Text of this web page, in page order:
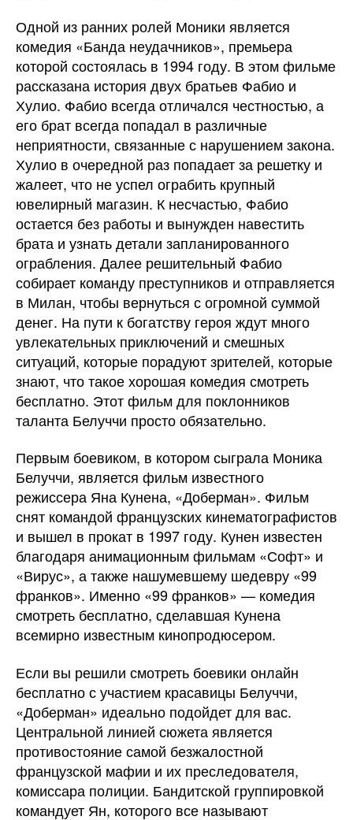
Одной из ранних ролей Моники является
комедия «Банда неудачников», премьера
которой состоялась в 1994 году. В этом фильме
рассказана история двух братьев Фабио и
Хулио. Фабио всегда отличался честностью, а
его брат всегда попадал в различные
неприятности, связанные с нарушением закона.
Хулио в очередной раз попадает за решетку и
жалеет, что не успел ограбить крупный
ювелирный магазин. К несчастью, Фабио
остается без работы и вынужден навестить
брата и узнать детали запланированного
ограбления. Далее решительный Фабио
собирает команду преступников и отправляется
в Милан, чтобы вернуться с огромной суммой
денег. На пути к богатству героя ждут много
увлекательных приключений и смешных
ситуаций, которые порадуют зрителей, которые
знают, что такое хорошая комедия смотреть
бесплатно. Этот фильм для поклонников
таланта Белуччи просто обязательно.
Первым боевиком, в котором сыграла Моника
Белуччи, является фильм известного
режиссера Яна Кунена, «Доберман». Фильм
снят командой французских кинематографистов
и вышел в прокат в 1997 году. Кунен известен
благодаря анимационным фильмам «Софт» и
«Вирус», а также нашумевшему шедевру «99
франков». Именно «99 франков» — комедия
смотреть бесплатно, сделавшая Кунена
всемирно известным кинопродюсером.
Если вы решили смотреть боевики онлайн
бесплатно с участием красавицы Белуччи,
«Доберман» идеально подойдет для вас.
Центральной линией сюжета является
противостояние самой безжалостной
французской мафии и их преследователя,
комиссара полиции. Бандитской группировкой
командует Ян, которого все называют